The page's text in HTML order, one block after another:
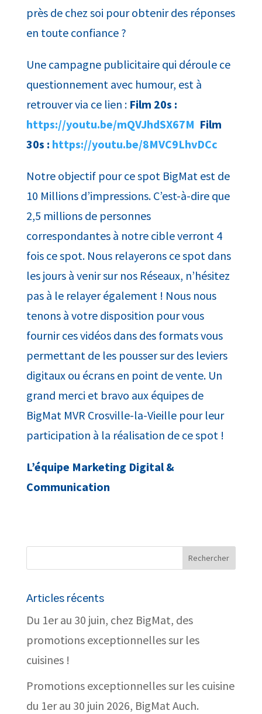
près de chez soi pour obtenir des réponses
en toute confiance ?
Une campagne publicitaire qui déroule ce
questionnement avec humour, est à
retrouver via ce lien : Film 20s :
https://youtu.be/mQVJhdSX67M Film
30s : https://youtu.be/8MVC9LhvDCc
Notre objectif pour ce spot BigMat est de
10 Millions d’impressions. C’est-à-dire que
2,5 millions de personnes
correspondantes à notre cible verront 4
fois ce spot. Nous relayerons ce spot dans
les jours à venir sur nos Réseaux, n’hésitez
pas à le relayer également ! Nous nous
tenons à votre disposition pour vous
fournir ces vidéos dans des formats vous
permettant de les pousser sur des leviers
digitaux ou écrans en point de vente. Un
grand merci et bravo aux équipes de
BigMat MVR Crosville-la-Vieille pour leur
participation à la réalisation de ce spot !
L’équipe Marketing Digital &
Communication
Articles récents
Du 1er au 30 juin, chez BigMat, des
promotions exceptionnelles sur les
cuisines !
Promotions exceptionnelles sur les cuisine
du 1er au 30 juin 2026, BigMat Auch.